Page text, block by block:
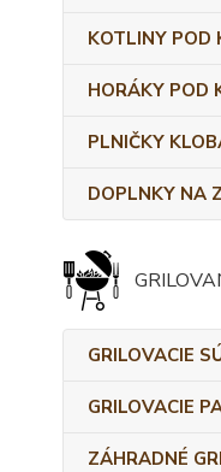
KOTLINY POD
HORÁKY POD
PLNIČKY
DOPLNKY NA
GRILOVACIE
GRILOVACIE
ZÁHRADNÉ